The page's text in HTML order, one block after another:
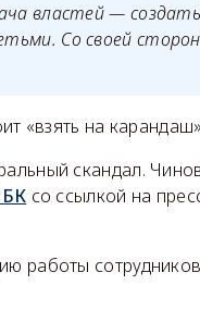
властей —
Со своей
«взять на
скандал.
со ссылкой на
работы